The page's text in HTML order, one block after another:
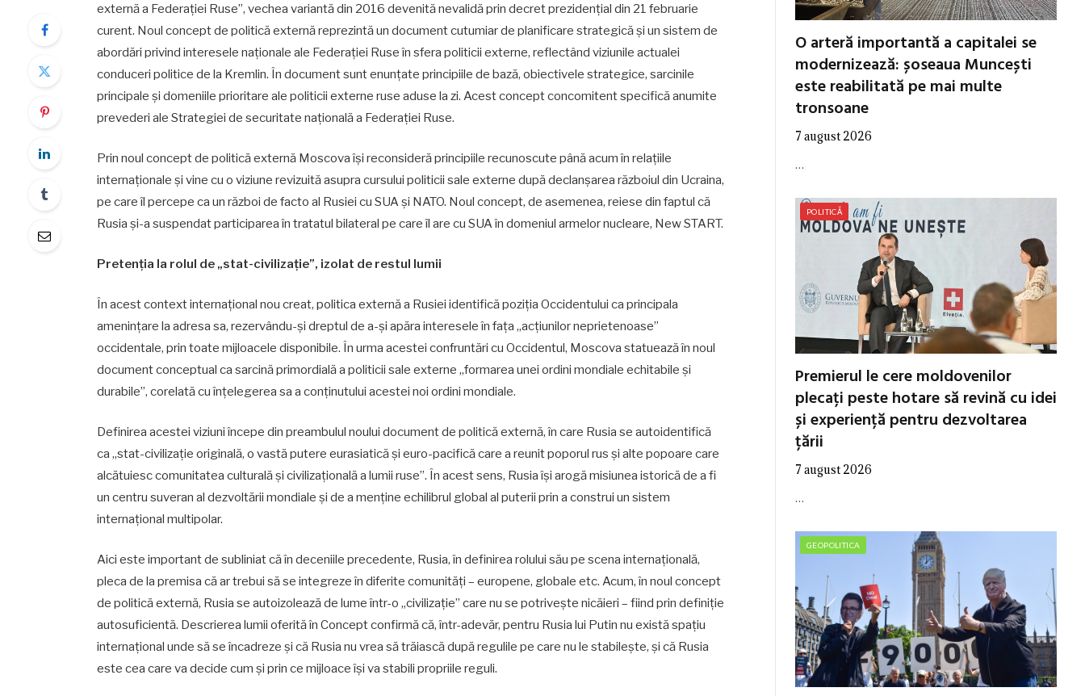
externă a Federației Ruse”, vechea variantă din 2016 devenită nevalidă prin decret prezidențial din 21 februarie
curent. Noul concept de politică externă reprezintă un document cutumiar de planificare strategică și un sistem de
abordări privind interesele naționale ale Federației Ruse în sfera politicii externe, reflectând viziunile actualei
conduceri politice de la Kremlin. În document sunt enunțate principiile de bază, obiectivele strategice, sarcinile
principale și domeniile prioritare ale politicii externe ruse aduse la zi. Acest concept concomitent specifică anumite
prevederi ale Strategiei de securitate națională a Federației Ruse.
Prin noul concept de politică externă Moscova își reconsideră principiile recunoscute până acum în relațiile
internaționale și vine cu o viziune revizuită asupra cursului politicii sale externe după declanșarea războiul din Ucraina,
pe care îl percepe ca un război de facto al Rusiei cu SUA și NATO. Noul concept, de asemenea, reiese din faptul că
Rusia și-a suspendat participarea în tratatul bilateral pe care îl are cu SUA în domeniul armelor nucleare, New START.
Pretenția la rolul de „stat-civilizație”, izolat de restul lumii
În acest context internațional nou creat, politica externă a Rusiei identifică poziția Occidentului ca principala
amenințare la adresa sa, rezervându-și dreptul de a-și apăra interesele în fața „acțiunilor neprietenoase”
occidentale, prin toate mijloacele disponibile. În urma acestei confruntări cu Occidentul, Moscova statuează în noul
document conceptual ca sarcină primordială a politicii sale externe „formarea unei ordini mondiale echitabile și
durabile”, corelată cu înțelegerea sa a conținutului acestei noi ordini mondiale.
Definirea acestei viziuni începe din preambulul noului document de politică externă, în care Rusia se autoidentifică
ca „stat-civilizație originală, o vastă putere eurasiatică și euro-pacifică care a reunit poporul rus și alte popoare care
alcătuiesc comunitatea culturală și civilizațională a lumii ruse”. În acest sens, Rusia își arogă misiunea istorică de a fi
un centru suveran al dezvoltării mondiale și de a menține echilibrul global al puterii prin a construi un sistem
internațional multipolar.
Aici este important de subliniat că în deceniile precedente, Rusia, în definirea rolului său pe scena internațională,
pleca de la premisa că ar trebui să se integreze în diferite comunități – europene, globale etc. Acum, în noul concept
de politică externă, Rusia se autoizolează de lume într-o „civilizație” care nu se potrivește nicăieri – fiind prin definiție
autosuficientă. Descrierea lumii oferită în Concept confirmă că, într-adevăr, pentru Rusia lui Putin nu există spațiu
internațional unde să se încadreze și că Rusia nu vrea să trăiască după regulile pe care nu le stabilește, și că Rusia
este cea care va decide cum și prin ce mijloace își va stabili propriile reguli.
O arteră importantă a capitalei se
modernizează: șoseaua Muncești
este reabilitată pe mai multe
tronsoane
7 august 2026
…
POLITICĂ
Premierul le cere moldovenilor
plecați peste hotare să revină cu idei
și experiență pentru dezvoltarea
țării
7 august 2026
…
GEOPOLITICA